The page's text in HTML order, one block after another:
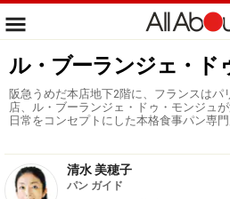
ル・ブーランジェ・ド
阪急うめだ本店地下2階に、フランスはパ
店、ル・ブーランジェ・ドゥ・モンジュ
日常をコンセプトにした本格食事パン専門
清水 美穂子
パン ガイド